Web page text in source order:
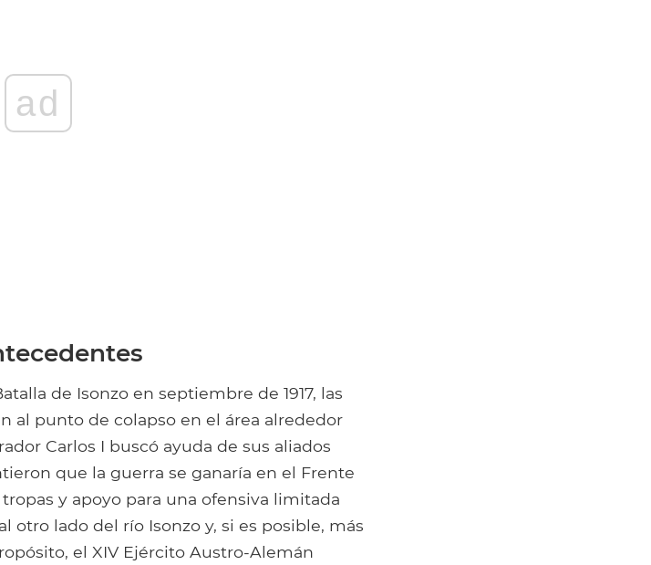
ad
de Isonzo en septiembre de 1917, las
al punto de colapso en el área alrededor
Carlos I buscó ayuda de sus aliados
que la guerra se ganaría en el Frente
y apoyo para una ofensiva limitada
otro lado del río Isonzo y, si es posible, más
el XIV Ejército Austro-Alemán